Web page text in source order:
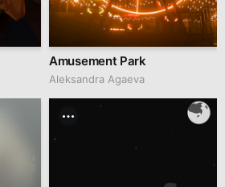
Amusement Park
Aleksandra Agaeva